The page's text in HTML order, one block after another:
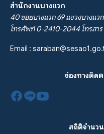
สำนักงานบางแวก
40 ซอยบางแวก 69 แขวงบางแ
โทรศัพท์ 0-2410-2044 โทรสา
Email :
ช่องทางติด
สถิติจำนว